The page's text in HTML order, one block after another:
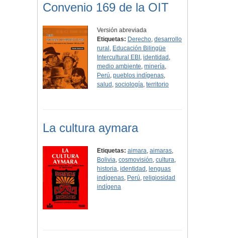
Convenio 169 de la OIT
Versión abreviada
Etiquetas: Derecho,desarrollo
rural , Educación Bilingüe
Intercultural EBI ,identidad ,
medio ambiente,minería,
Perú,pueblos indígenas,
salud ,sociología,territorio
La cultura aymara
Etiquetas: aimara,aimaras,
Bolivia,cosmovisión,cultura,
historia,identidad , lenguas
indígenas, Perú,religiosidad
indígena